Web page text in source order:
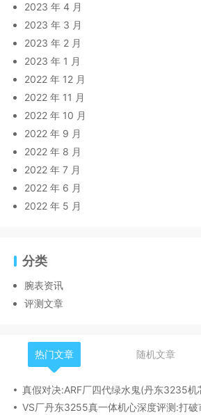
2023 年 4 月
2023 年 3 月
2023 年 2 月
2023 年 1 月
2022 年 12 月
2022 年 11 月
2022 年 10 月
2022 年 9 月
2022 年 8 月
2022 年 7 月
2022 年 6 月
2022 年 5 月
分类
腕表资讯
评测文章
热门文章 随机文章
真假对决:ARF厂四代绿水鬼(丹东3235机